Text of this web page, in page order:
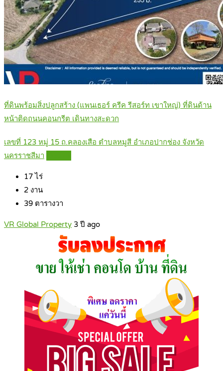
ที่ดินพร้อมสิ่งปลูกสร้าง (แพนเธอร์ ครีค รีสอร์ท เขาใหญ่) ที่ดินด้าน
หน้าติดถนนคอนกรีต เดินทางสะดวก
เลขที่ 123 หมู่ 15 ถ.คลองเสือ ตำบลหมูสี อำเภอปากช่อง จังหวัด
นครราชสีมา
17ไร่
2 งาน
39 ตารางวา
VR Global Property 3 ปี ago